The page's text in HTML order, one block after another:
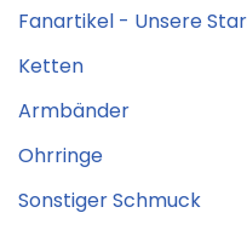
Fanartikel - Unsere
Ketten
Armbänder
Ohrringe
Sonstiger Schmuck